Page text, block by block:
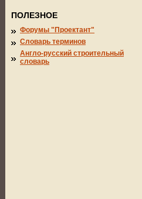
ПОЛЕЗНОЕ
Форумы "Проектант"
Словарь терминов
Англо-русский строительный
словарь